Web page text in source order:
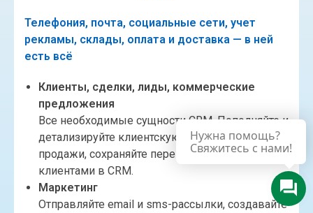
Телефония, почта, социальные сети, учет
рекламы, склады, оплата и доставка — в ней
есть всё
Клиенты, сделки, лиды, коммерческие
предложения
Все необходимые сущности CRM. Пополняйте и
детализируйте клиентскую базу, ведите
продажи, сохраняйте переписку и звонки с
клиентами в CRM.
Маркетинг
Отправляйте email и sms-рассылки, создавайте
Нужна помощь?
Свяжитесь с нами!